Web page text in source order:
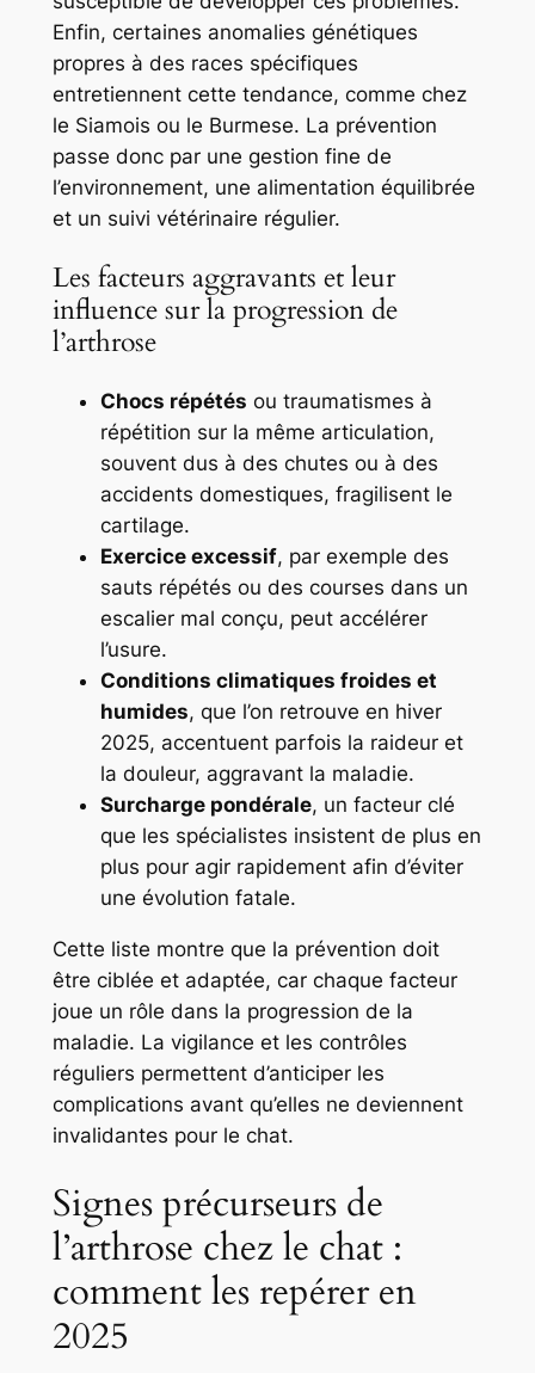
Enfin, certaines anomalies génétiques
propres à des races spécifiques
entretiennent cette tendance, comme chez
le Siamois ou le Burmese. La prévention
passe donc par une gestion fine de
l’environnement, une alimentation équilibrée
et un suivi vétérinaire régulier.
Les facteurs aggravants et leur
influence sur la progression de
l’arthrose
Chocs répétés ou traumatismes à
répétition sur la même articulation,
souvent dus à des chutes ou à des
accidents domestiques, fragilisent le
cartilage.
Exercice excessif, par exemple des
sauts répétés ou des courses dans un
escalier mal conçu, peut accélérer
l’usure.
Conditions climatiques froides et
humides, que l’on retrouve en hiver
2025, accentuent parfois la raideur et
la douleur, aggravant la maladie.
Surcharge pondérale, un facteur clé
que les spécialistes insistent de plus en
plus pour agir rapidement afin d’éviter
une évolution fatale.
Cette liste montre que la prévention doit
être ciblée et adaptée, car chaque facteur
joue un rôle dans la progression de la
maladie. La vigilance et les contrôles
réguliers permettent d’anticiper les
complications avant qu’elles ne deviennent
invalidantes pour le chat.
Signes précurseurs de
l’arthrose chez le chat :
comment les repérer en
2025